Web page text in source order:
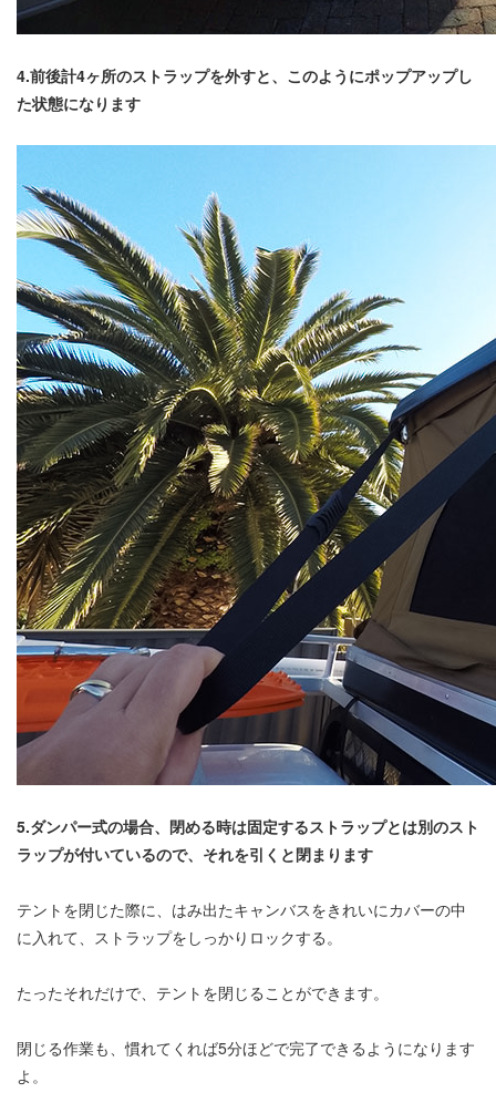
4.前後計4ヶ所のストラップを外すと、このようにポップアップし
た状態になります
5.ダンパー式の場合、閉める時は固定するストラップとは別のスト
ラップが付いているので、それを引くと閉まります
テントを閉じた際に、はみ出たキャンバスをきれいにカバーの中
に入れて、ストラップをしっかりロックする。
たったそれだけで、テントを閉じることができます。
閉じる作業も、慣れてくれば5分ほどで完了できるようになります
よ。